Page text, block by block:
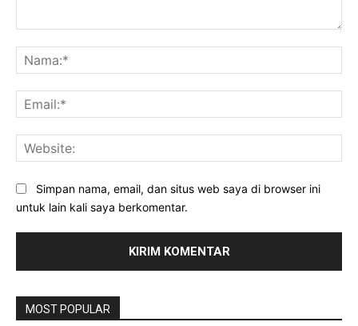
Simpan nama, email, dan situs web saya di browser ini
untuk lain kali saya berkomentar.
MOST POPULAR